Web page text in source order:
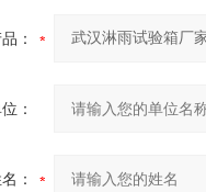
：
：
：